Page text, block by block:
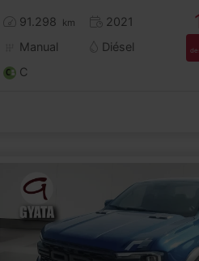
91.298 km
2021
Manual
Diésel
C